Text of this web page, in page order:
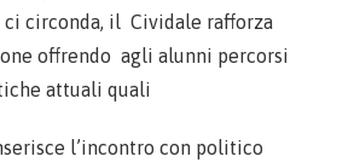
circonda, il Cividale rafforza
offrendo agli alunni percorsi
attuali quali
l’incontro con politico